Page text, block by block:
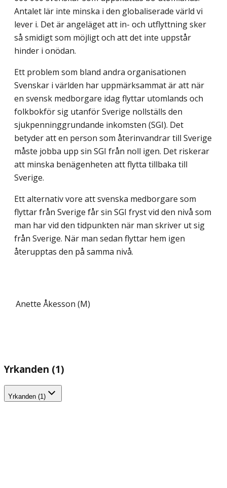
Antalet lär inte minska i den globaliserade värld vi
lever i. Det är angeläget att in- och utflyttning sker
så smidigt som möjligt och att det inte uppstår
hinder i onödan.
Ett problem som bland andra organisationen
Svenskar i världen har uppmärksammat är att när
en svensk medborgare idag flyttar utomlands och
folkbokför sig utanför Sverige nollställs den
sjukpenninggrundande inkomsten (SGI). Det
betyder att en person som återinvandrar till Sverige
måste jobba upp sin SGI från noll igen. Det riskerar
att minska benägenheten att flytta tillbaka till
Sverige.
Ett alternativ vore att svenska medborgare som
flyttar från Sverige får sin SGI fryst vid den nivå som
man har vid den tidpunkten när man skriver ut sig
från Sverige. När man sedan flyttar hem igen
återupptas den på samma nivå.
Anette Åkesson (M)
Yrkanden (1)
Yrkanden (1)